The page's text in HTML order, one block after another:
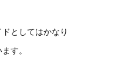
としてはかなり
す。